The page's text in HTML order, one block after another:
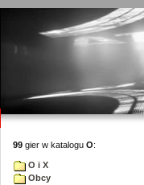
99 gier w katalogu O:
O i X
Obcy